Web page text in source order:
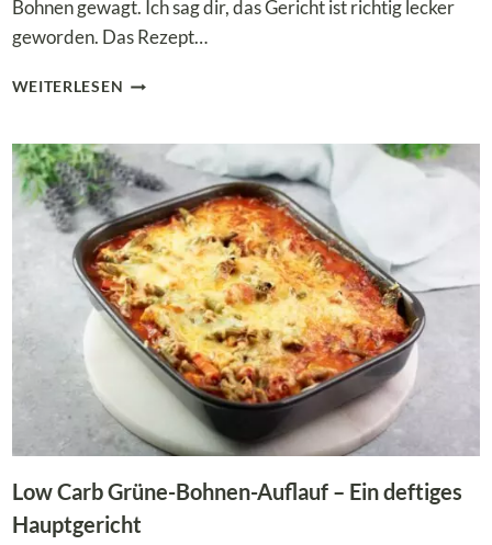
Bohnen gewagt. Ich sag dir, das Gericht ist richtig lecker
geworden. Das Rezept…
WEITERLESEN LOW
MIT
GRÜNEN
BOHNEN
Low Carb Grüne-Bohnen-Auflauf – Ein deftiges
Hauptgericht